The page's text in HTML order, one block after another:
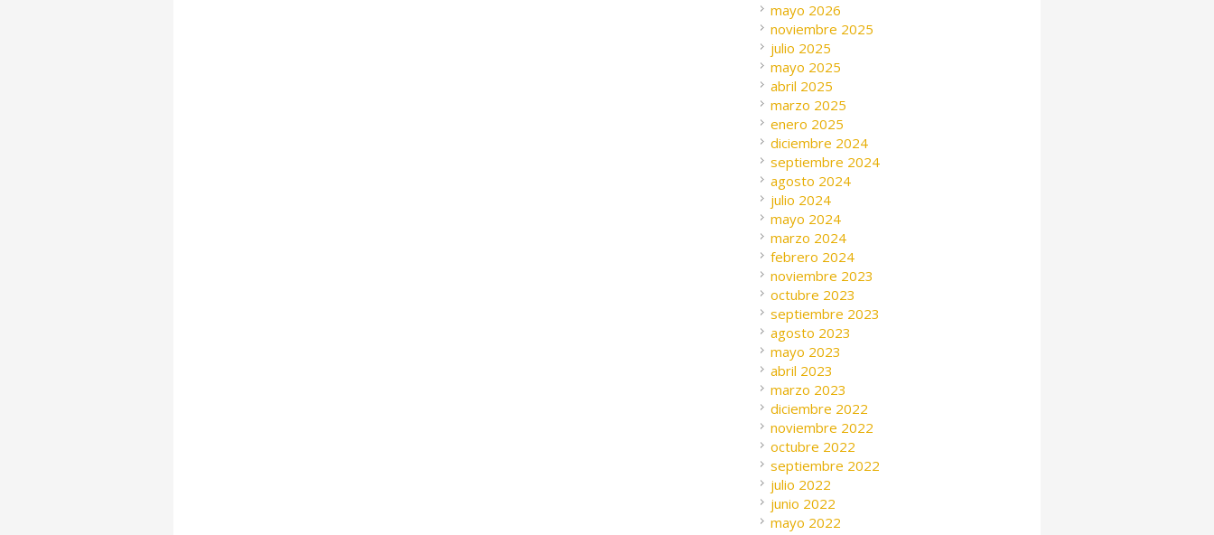
mayo 2026
noviembre 2025
julio 2025
mayo 2025
abril 2025
marzo 2025
enero 2025
diciembre 2024
septiembre 2024
agosto 2024
julio 2024
mayo 2024
marzo 2024
febrero 2024
noviembre 2023
octubre 2023
septiembre 2023
agosto 2023
mayo 2023
abril 2023
marzo 2023
diciembre 2022
noviembre 2022
octubre 2022
septiembre 2022
julio 2022
junio 2022
mayo 2022